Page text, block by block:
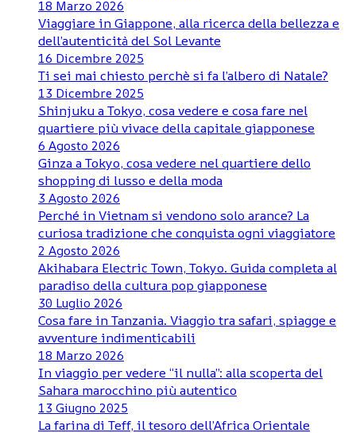
18 Marzo 2026
Viaggiare in Giappone, alla ricerca della bellezza e
dell’autenticità del Sol Levante
16 Dicembre 2025
Ti sei mai chiesto perchè si fa l’albero di Natale?
13 Dicembre 2025
Shinjuku a Tokyo, cosa vedere e cosa fare nel
quartiere più vivace della capitale giapponese
6 Agosto 2026
Ginza a Tokyo, cosa vedere nel quartiere dello
shopping di lusso e della moda
3 Agosto 2026
Perché in Vietnam si vendono solo arance? La
curiosa tradizione che conquista ogni viaggiatore
2 Agosto 2026
Akihabara Electric Town, Tokyo. Guida completa al
paradiso della cultura pop giapponese
30 Luglio 2026
Cosa fare in Tanzania. Viaggio tra safari, spiagge e
avventure indimenticabili
18 Marzo 2026
In viaggio per vedere “il nulla”: alla scoperta del
Sahara marocchino più autentico
13 Giugno 2025
La farina di Teff, il tesoro dell’Africa Orientale